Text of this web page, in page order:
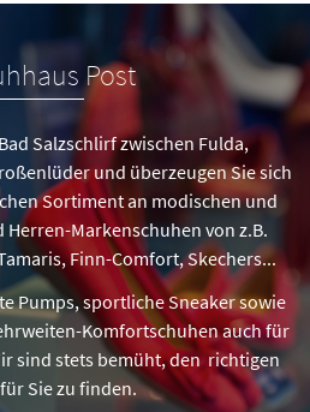
Post
Salzschlirf zwischen Fulda,
und überzeugen Sie sich
Sortiment an modischen und
Markenschuhen von z.B.
Finn-Comfort, Skechers...
Pumps, sportliche Sneaker sowie
Komfortschuhen auch für
sind stets bemüht, den richtigen
Sie zu finden.